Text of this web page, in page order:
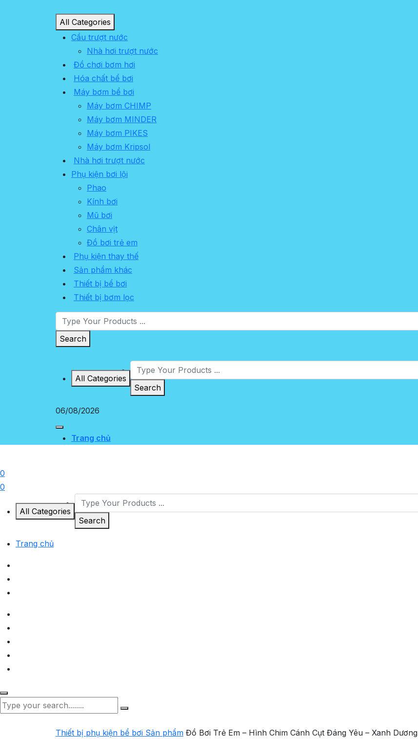
All Categories
Cầu trượt nước
Nhà hơi trượt nước
Đồ chơi bơm hơi
Hóa chất bể bơi
Máy bơm bể bơi
Máy bơm CHIMP
Máy bơm MINDER
Máy bơm PIKES
Máy bơm Kripsol
Nhà hơi trượt nước
Phụ kiện bơi lội
Phao
Kính bơi
Mũ bơi
Chân vịt
Đồ bơi trẻ em
Phụ kiện thay thế
Sản phẩm khác
Thiết bị bể bơi
Thiết bị bơm lọc
Search
All Categories
Search
06/08/2026
Trang chủ
0
0
All Categories
Search
Trang chủ
Thiết bị phụ kiện bể bơi Sản phẩm Đồ Bơi Trẻ Em – Hình Chim Cánh Cụt Đáng Yêu – Xanh Dương